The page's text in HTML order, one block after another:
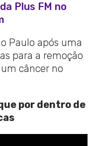
Plus FM no
Paulo após uma
para a remoção
câncer no
por dentro de